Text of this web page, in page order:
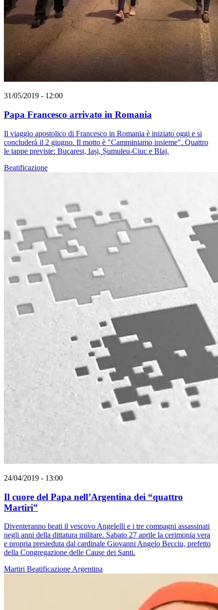
31/05/2019 - 12:00
Papa Francesco arrivato in Romania
Il viaggio apostolico di Francesco in Romania è iniziato oggi e si
concluderà il 2 giugno. Il motto è "Camminiamo insieme". Quattro
le tappe previste: Bucarest, Iași, Șumuleu-Ciuc e Blaj.
Beatificazione
24/04/2019 - 13:00
Il cuore del Papa nell’Argentina dei “quattro
Martiri”
Diventeranno beati il vescovo Angelelli e i tre compagni assassinati
negli anni della dittatura militare. Sabato 27 aprile la cerimonia vera
e propria presieduta dal cardinale Giovanni Angelo Becciu, prefetto
della Congregazione delle Cause dei Santi.
Martiri Beatificazione Argentina